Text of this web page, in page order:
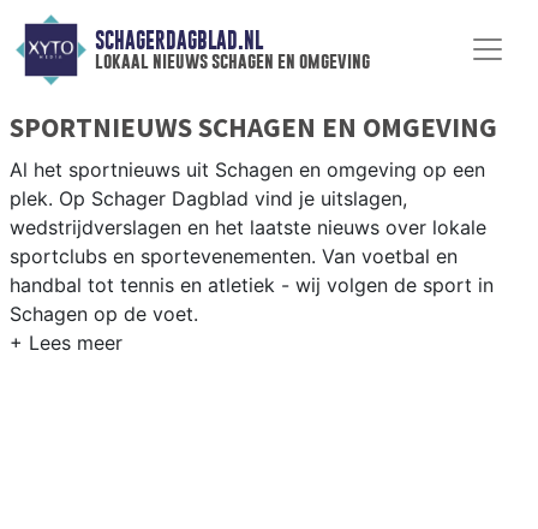
SCHAGERDAGBLAD.NL
lokaal nieuws schagen en omgeving
SPORTNIEUWS SCHAGEN EN OMGEVING
Al het sportnieuws uit Schagen en omgeving op een
plek. Op Schager Dagblad vind je uitslagen,
wedstrijdverslagen en het laatste nieuws over lokale
sportclubs en sportevenementen. Van voetbal en
handbal tot tennis en atletiek - wij volgen de sport in
Schagen op de voet.